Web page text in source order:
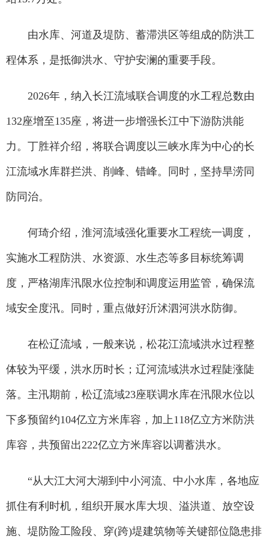
由水库、河道及堤防、蓄滞洪区等组成的防洪工
程体系，是抵御洪水、守护安澜的重要手段。
2026年，纳入长江流域联合调度的水工程总数由
132座增至135座，将进一步增强长江中下游防洪能
力。丁胜祥介绍，将联合调度以三峡水库为中心的长
江流域水库群拦洪、削峰、错峰。同时，坚持旱涝同
防同治。
何琦介绍，淮河流域强化重要水工程统一调度，
实施水工程防洪、水资源、水生态等多目标统筹调
度，严格湖库汛限水位控制和调度运用监管，确保流
域安全度汛。同时，重点做好沂沭泗河洪水防御。
在松辽流域，一般来说，松花江流域洪水过程整
体较为平缓，洪水历时长；辽河流域洪水过程陡涨陡
落。主汛期前，松辽流域23座联调水库在汛限水位以
下多预留约104亿立方米库容，加上118亿立方米防洪
库容，共预留出222亿立方米库容以调蓄洪水。
“从大江大河大湖到中小河流、中小水库，各地应
抓住有利时机，组织开展水库大坝、溢洪道、放空设
施、堤防险工险段、穿(跨)堤建筑物等关键部位隐患排